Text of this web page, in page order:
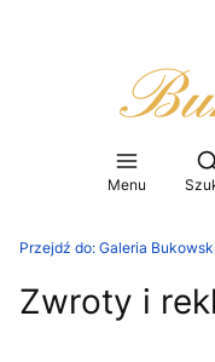
Menu
Przejdź do: Galeria Bukowski
Zwroty i